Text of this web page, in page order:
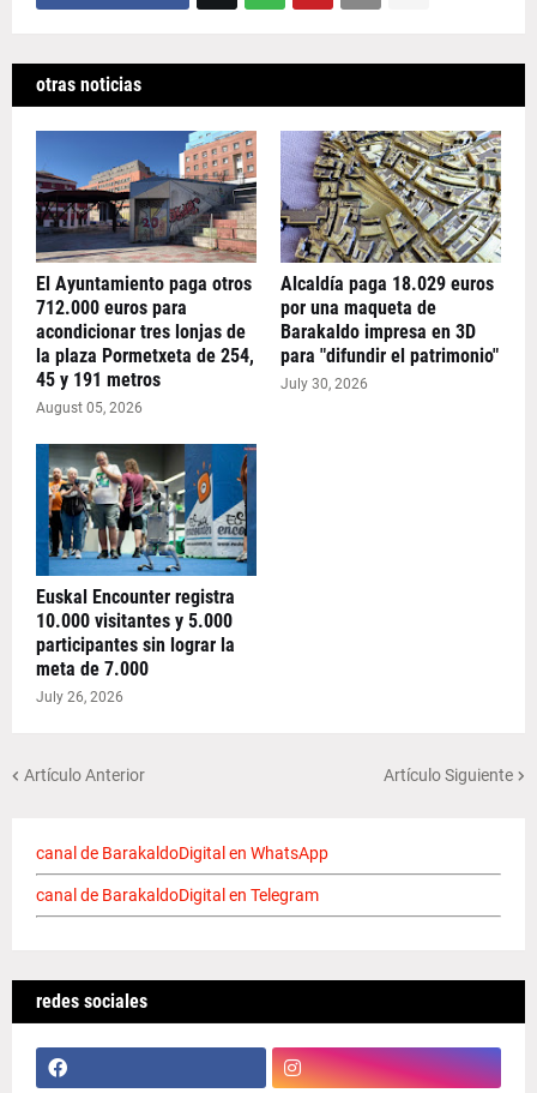
otras noticias
El Ayuntamiento paga otros
712.000 euros para
acondicionar tres lonjas de
la plaza Pormetxeta de 254,
45 y 191 metros
August 05, 2026
Alcaldía paga 18.029 euros
por una maqueta de
Barakaldo impresa en 3D
para "difundir el patrimonio"
July 30, 2026
Euskal Encounter registra
10.000 visitantes y 5.000
participantes sin lograr la
meta de 7.000
July 26, 2026
Artículo Anterior Artículo Siguiente
canal de BarakaldoDigital en WhatsApp
canal de BarakaldoDigital en Telegram
redes sociales